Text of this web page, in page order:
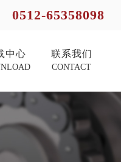
0512-65358098
中心 联系我们
CONTACT